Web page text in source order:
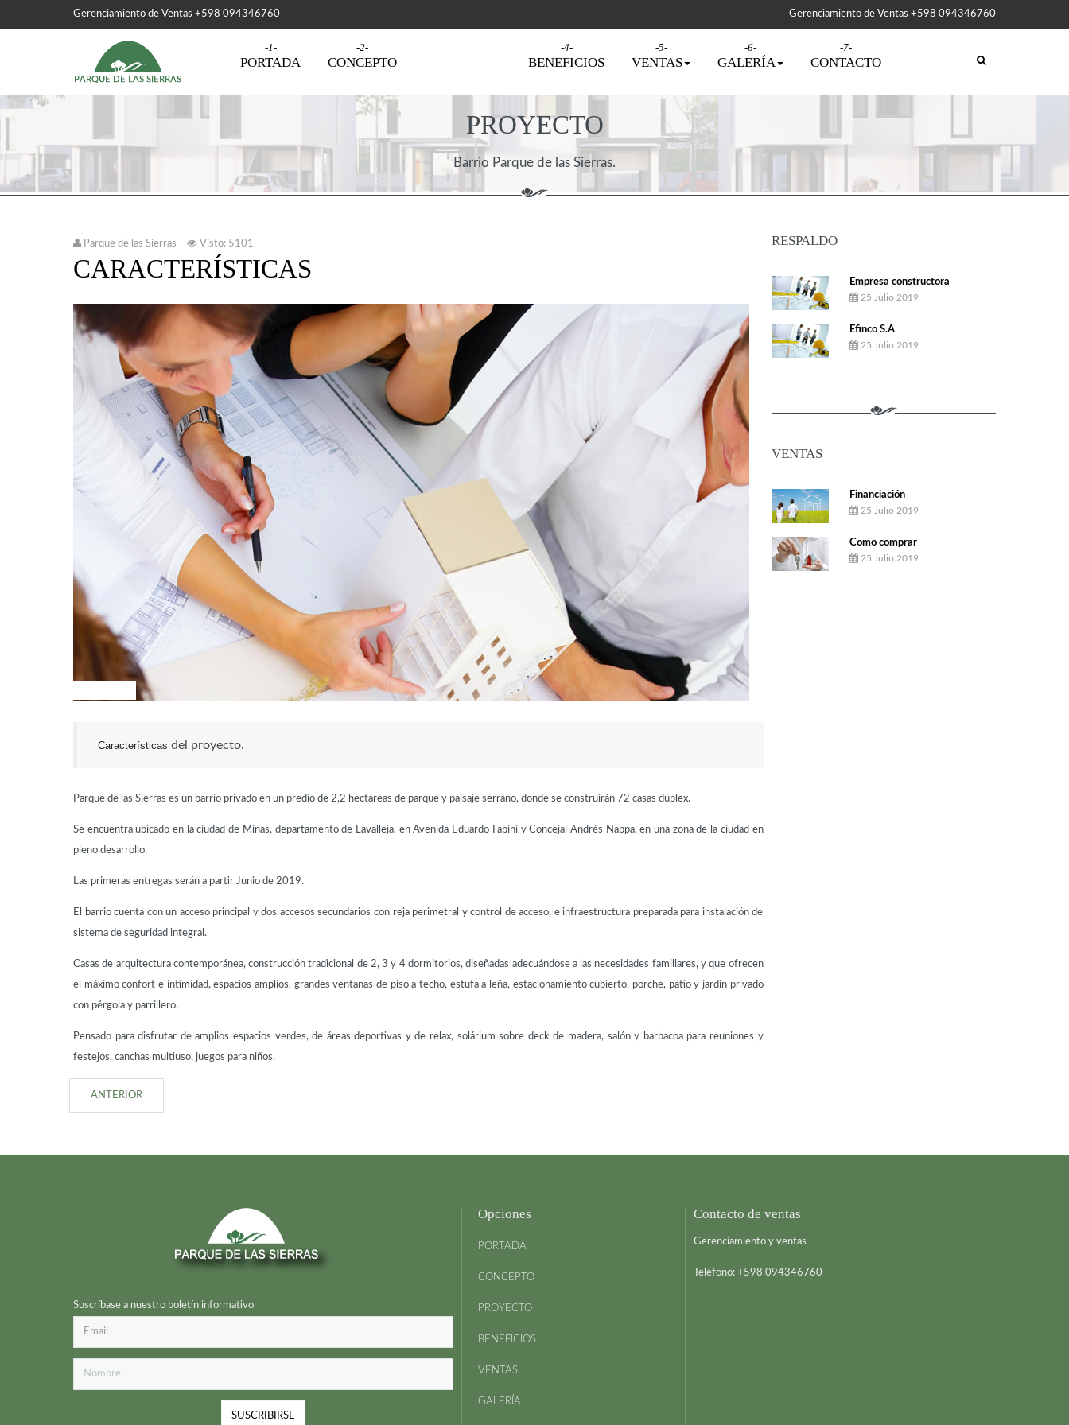
Gerenciamiento de Ventas +598 094346760 Gerenciamiento de Ventas +598 094346760
PORTADA CONCEPTO BENEFICIOS VENTAS GALERÍA CONTACTO
PROYECTO
Barrio Parque de las Sierras.
Parque de las Sierras Visto: 5101
CARACTERÍSTICAS
Características del proyecto.
Parque de las Sierras es un barrio privado en un predio de 2,2 hectáreas de parque y paisaje serrano, donde se construirán 72 casas dúplex.
Se encuentra ubicado en la ciudad de Minas, departamento de Lavalleja, en Avenida Eduardo Fabini y Concejal Andrés Nappa, en una zona de la ciudad en
pleno desarrollo.
Las primeras entregas serán a partir Junio de 2019.
El barrio cuenta con un acceso principal y dos accesos secundarios con reja perimetral y control de acceso, e infraestructura preparada para instalación de
sistema de seguridad integral.
Casas de arquitectura contemporánea, construcción tradicional de 2, 3 y 4 dormitorios, diseñadas adecuándose a las necesidades familiares, y que ofrecen
el máximo confort e intimidad, espacios amplios, grandes ventanas de piso a techo, estufa a leña, estacionamiento cubierto, porche, patio y jardín privado
con pérgola y parrillero.
Pensado para disfrutar de amplios espacios verdes, de áreas deportivas y de relax, solárium sobre deck de madera, salón y barbacoa para reuniones y
festejos, canchas multiuso, juegos para niños.
ANTERIOR
RESPALDO
Empresa constructora
25 Julio 2019
Efinco S.A
25 Julio 2019
VENTAS
Financiación
25 Julio 2019
Como comprar
25 Julio 2019
Suscríbase a nuestro boletín informativo
Opciones
PORTADA
CONCEPTO
PROYECTO
BENEFICIOS
VENTAS
GALERÍA
Contacto de ventas
Gerenciamiento y ventas
Teléfono: +598 094346760